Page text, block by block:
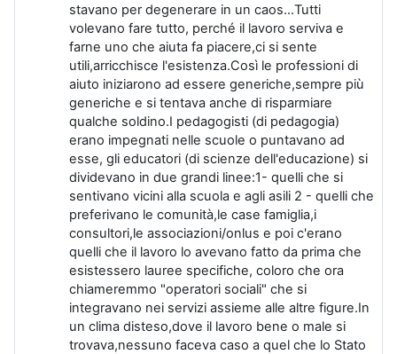
stavano per degenerare in un caos...Tutti
volevano fare tutto, perché il lavoro serviva e
farne uno che aiuta fa piacere,ci si sente
utili,arricchisce l'esistenza.Così le professioni di
aiuto iniziarono ad essere generiche,sempre più
generiche e si tentava anche di risparmiare
qualche soldino.I pedagogisti (di pedagogia)
erano impegnati nelle scuole o puntavano ad
esse, gli educatori (di scienze dell'educazione) si
dividevano in due grandi linee:1- quelli che si
sentivano vicini alla scuola e agli asili 2 - quelli che
preferivano le comunità,le case famiglia,i
consultori,le associazioni/onlus e poi c'erano
quelli che il lavoro lo avevano fatto da prima che
esistessero lauree specifiche, coloro che ora
chiameremmo "operatori sociali" che si
integravano nei servizi assieme alle altre figure.In
un clima disteso,dove il lavoro bene o male si
trovava,nessuno faceva caso a quel che lo Stato